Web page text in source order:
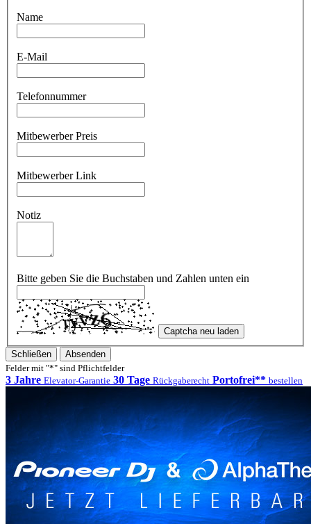
Name
E-Mail
Telefonnummer
Mitbewerber Preis
Mitbewerber Link
Notiz
Bitte geben Sie die Buchstaben und Zahlen unten ein
Captcha neu laden
Schließen
Absenden
Felder mit "*" sind Pflichtfelder
3 Jahre Elevator-Garantie 30 Tage Rückgaberecht Portofrei** bestellen